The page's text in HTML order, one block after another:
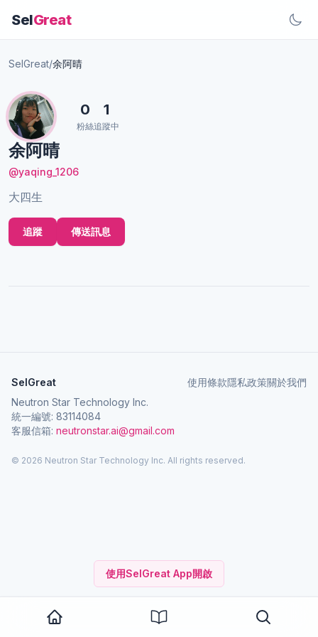
SelGreat
使用SelGreat App開啟
SelGreat/余阿晴
余阿晴
@yaqing_1206
大四生
0
粉絲
1
追蹤中
追蹤 傳送訊息
SelGreat
Neutron Star Technology Inc.
統一編號: 83114084
客服信箱: neutronstar.ai@gmail.com
使用條款隱私政策關於我們
© 2026 Neutron Star Technology Inc. All rights reserved.